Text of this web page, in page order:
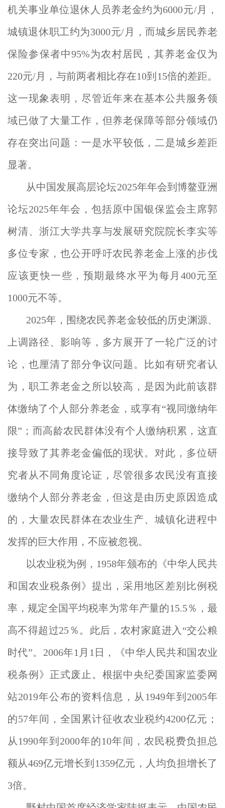
机关事业单位退休人员养老金约为6000元/月，
城镇退休职工约为3000元/月，而城乡居民养老
保险参保者中95%为农村居民，其养老金仅为
220元/月，与前两者相比存在10到15倍的差距。
这一现象表明，尽管近年来在基本公共服务领
域已做了大量工作，但养老保障等部分领域仍
存在突出问题：一是水平较低，二是城乡差距
显著。
从中国发展高层论坛2025年年会到博鳌亚洲
论坛2025年年会，包括原中国银保监会主席郭
树清、浙江大学共享与发展研究院院长李实等
多位专家，也公开呼吁农民养老金上涨的步伐
应该更快一些，预期最终水平为每月400元至
1000元不等。
2025年，围绕农民养老金较低的历史渊源、
上调路径、影响等，多方展开了一轮广泛的讨
论，也厘清了部分争议问题。比如有研究者认
为，职工养老金之所以较高，是因为此前该群
体缴纳了个人部分养老金，或享有“视同缴纳年
限”；而高龄农民群体没有个人缴纳积累，这直
接导致了其养老金偏低的现状。对此，多位研
究者从不同角度论证，尽管很多农民没有直接
缴纳个人部分养老金，但这是由历史原因造成
的，大量农民群体在农业生产、城镇化进程中
发挥的巨大作用，不应被忽视。
以农业税为例，1958年颁布的《中华人民共
和国农业税条例》提出，采用地区差别比例税
率，规定全国平均税率为常年产量的15.5％，最
高不得超过25％。此后，农村家庭进入“交公粮
时代”。2006年1月1日，《中华人民共和国农业
税条例》正式废止。根据中央纪委国家监委网
站2019年公布的资料信息，从1949年到2005年
的57年间，全国累计征收农业税约4200亿元；
从1990年到2000年的10年间，农民税费负担总
额从469亿元增长到1359亿元，人均负担增长了
3倍。